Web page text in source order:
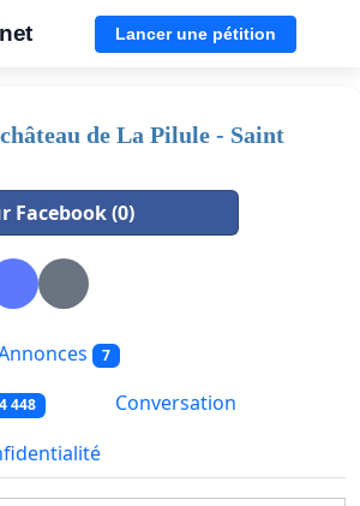
Lancer une pétition
de La Pilule - Saint
Facebook (0)
7
4 448
Conversation